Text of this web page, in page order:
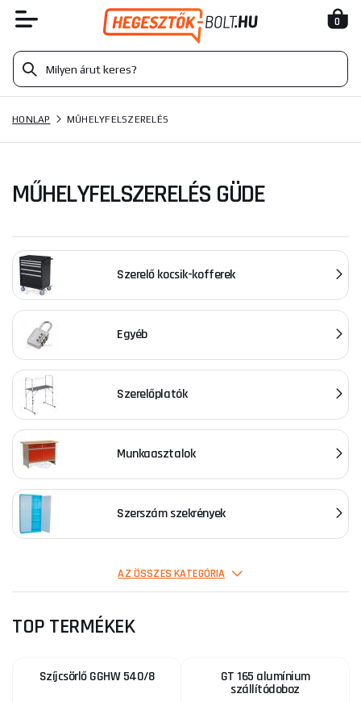
0
HONLAP MŰHELYFELSZERELÉS
MŰHELYFELSZERELÉS GÜDE
Szerelő kocsik-kofferek
Egyéb
Szerelőplatók
Munkaasztalok
Szerszám szekrények
Hegesztőasztalok
Autószerviz-berendezések
Felfüggeszthető szekrények
AZ ÖSSZES KATEGÓRIA
TOP TERMÉKEK
Szíjcsörlő GGHW 540/8 GT 165 alumínium
szállítódoboz